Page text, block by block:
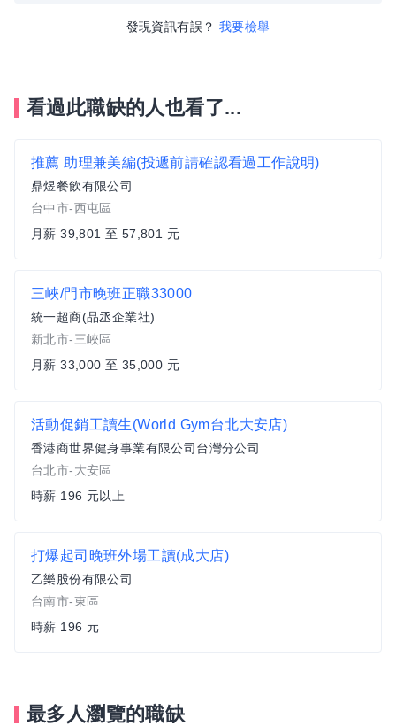
發現資訊有誤？ 我要檢舉
看過此職缺的人也看了...
推薦 助理兼美編(投遞前請確認看過工作說明)
鼎煜餐飲有限公司
台中市-西屯區
月薪 39,801 至 57,801 元
三峽/門市晚班正職33000
統一超商(品丞企業社)
新北市-三峽區
月薪 33,000 至 35,000 元
活動促銷工讀生(World Gym台北大安店)
香港商世界健身事業有限公司台灣分公司
台北市-大安區
時薪 196 元以上
打爆起司晚班外場工讀(成大店)
乙樂股份有限公司
台南市-東區
時薪 196 元
最多人瀏覽的職缺